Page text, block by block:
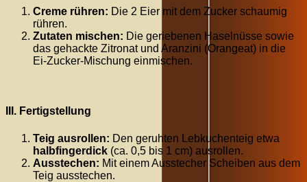
Creme rühren: Die 2 Eier mit dem Zucker schaumig
rühren.
Zutaten mischen: Die geriebenen Haselnüsse sowie
das gehackte Zitronat und Aranzini (Orangeat) in die
Ei-Zucker-Mischung einmischen.
III. Fertigstellung
Teig ausrollen: Den geruhten Lebkuchenteig etwa
halbfingerdick (ca. 0,5 bis 1 cm) ausrollen.
Ausstechen: Mit einem Ausstecher Scheiben aus dem
Teig ausstechen.